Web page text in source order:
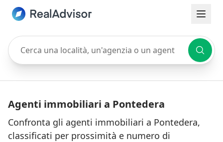
Cerca una località, un'agenzia o un agente
Agenti immobiliari a Pontedera
Confronta gli agenti immobiliari a Pontedera,
classificati per prossimità e numero di